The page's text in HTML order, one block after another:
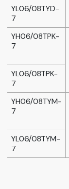
YL06/08TYD-
7
YH06/08TPK-
7
YL06/08TPK-
7
YH06/08TYM-
7
YL06/08TYM-
7